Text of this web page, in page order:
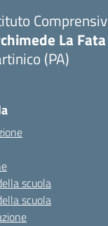
La Fata
(PA)
scuola
scuola